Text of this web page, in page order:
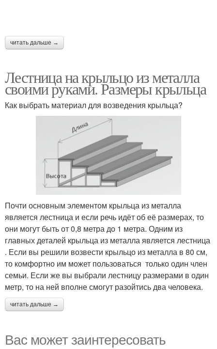
читать дальше →
Лестница на крыльцо из металла
своими руками. Размеры крыльца
Как выбрать материал для возведения крыльца?
Почти основным элементом крыльца из металла
является лестница и если речь идёт об её размерах, то
они могут быть от 0,8 метра до 1 метра. Одним из
главных деталей крыльца из металла является лестница
. Если вы решили возвести крыльцо из металла в 80 см,
то комфортно им может пользоваться только один член
семьи. Если же вы выбрали лестницу размерами в один
метр, то на ней вполне смогут разойтись два человека.
читать дальше →
Вас может заинтересовать